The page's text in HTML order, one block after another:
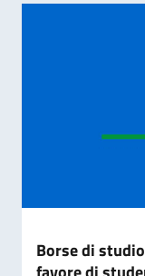
Borse di